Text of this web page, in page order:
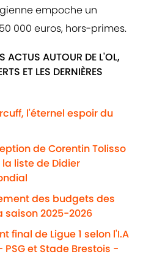
empoche un
000 euros, hors-primes.
ACTUS AUTOUR DE L'OL,
ET LES DERNIÈRES
l'éternel espoir du
de Corentin Tolisso
liste de Didier
des budgets des
saison 2025-2026
final de Ligue 1 selon l'I.A
et Stade Brestois -